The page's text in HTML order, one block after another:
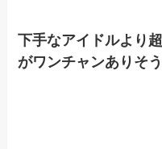
下手なアイドルより
がワンチャンありそ